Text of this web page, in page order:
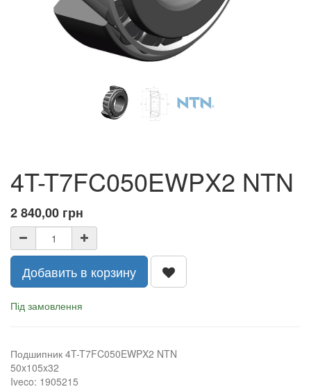
4T-T7FC050EWPX2 NTN
2 840,00 грн
Добавить в корзину
Під замовлення
Подшипник 4T-T7FC050EWPX2 NTN
50x105x32
Iveco: 1905215